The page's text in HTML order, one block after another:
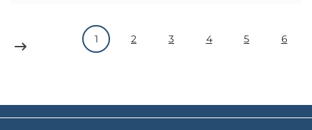
1 2 3 4 5 6